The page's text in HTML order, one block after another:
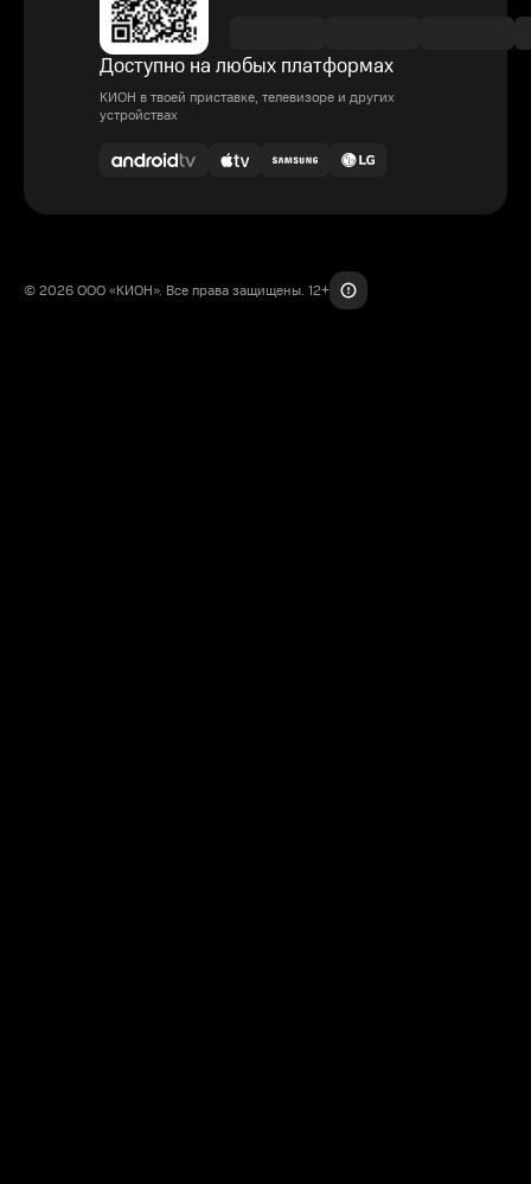
Доступно на любых платформах
КИОН в твоей приставке, телевизоре и других
устройствах
© 2026 ООО «КИОН». Все права защищены. 12+